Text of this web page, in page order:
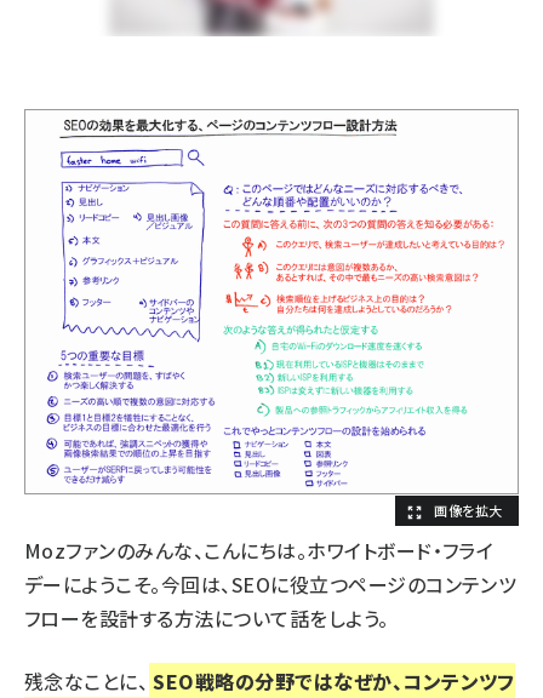
Mozファンのみんな、こんにちは。ホワイトボード・フライ
デーにようこそ。今回は、SEOに役立つページのコンテンツ
フローを設計する方法について話をしよう。
残念なことに、 SEO戦略の分野ではなぜか、コンテンツフ